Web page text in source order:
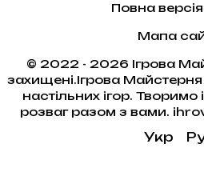
Повна
Мапа
© 2022 - 2026 Ігрова
захищені.Ігрова
настільних ігор. Творимо
розваг разом з вами.
Укр